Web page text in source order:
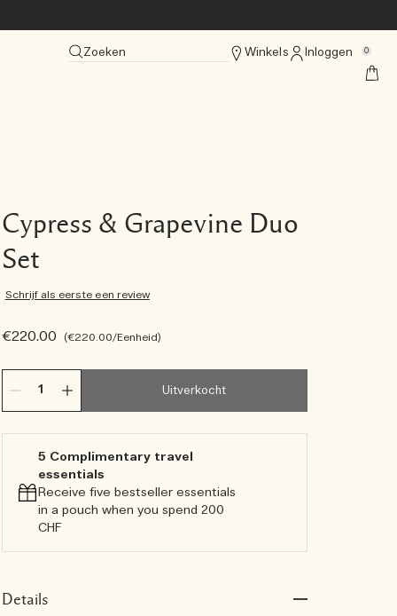
Zoeken Winkels Inloggen 0
Cypress & Grapevine Duo
Set
Schrijf als eerste een review
€220.00 €220.00/Eenheid
Uitverkocht
5 Complimentary travel
essentials​
Receive five bestseller essentials
in a pouch when you spend 200
CHF
Details